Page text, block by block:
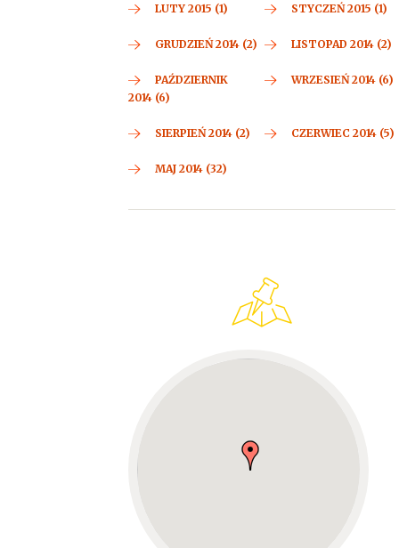
LUTY 2015 (1) STYCZEŃ 2015 (1)
GRUDZIEŃ 2014 (2) LISTOPAD 2014 (2)
PAŹDZIERNIK
2014 (6)
WRZESIEŃ 2014 (6)
SIERPIEŃ 2014 (2) CZERWIEC 2014 (5)
MAJ 2014 (32)